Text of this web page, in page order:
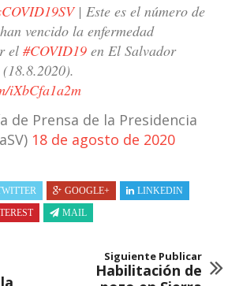
| Este es el número de
vencido la enfermedad
el #COVID19 en El Salvador
iXbCfa1a2m
de Prensa de la Presidencia
18 de agosto de 2020
GOOGLE+
LINKEDIN
MAIL
Siguiente Publicar
Habilitación de